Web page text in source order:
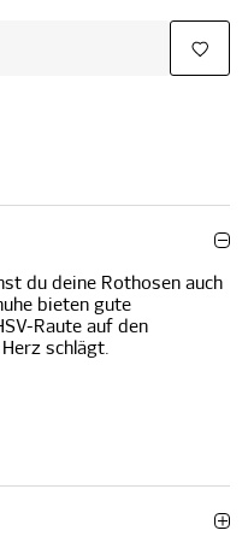
du deine Rothosen auch
bieten gute
Raute auf den
schlägt.